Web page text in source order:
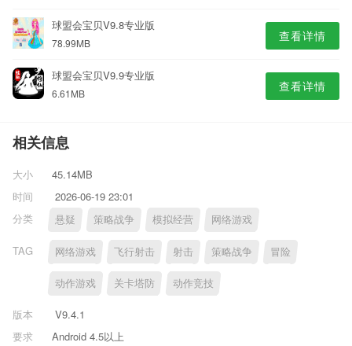
球盟会宝贝V9.8专业版
78.99MB 查看详情
球盟会宝贝V9.9专业版
6.61MB 查看详情
相关信息
大小
45.14MB
时间
2026-06-19 23:01
分类
悬疑 策略战争 模拟经营 网络游戏
TAG 网络游戏 飞行射击 射击 策略战争 冒险
动作游戏 关卡塔防 动作竞技
版本
V9.4.1
要求
Android 4.5以上